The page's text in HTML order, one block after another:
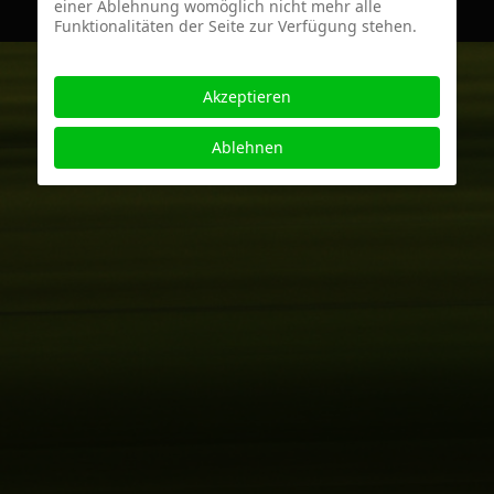
einer Ablehnung womöglich nicht mehr alle
Funktionalitäten der Seite zur Verfügung stehen.
Akzeptieren
Ablehnen